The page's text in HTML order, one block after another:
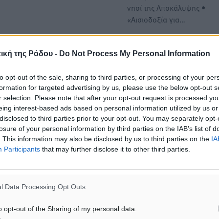
της Ρόδου - Do Not Process My Personal Information
opt-out of the sale, sharing to third parties, or processing of your
for targeted advertising by us, please use the below opt-out
selection. Please note that after your opt-out request is processed
interest-based ads based on personal information utilized by us
to third parties prior to your opt-out. You may separately
of your personal information by third parties on the IAB’s list of
This information may also be disclosed by us to third parties on the
Participants that may further disclose it to other third parties.
Data Processing Opt Outs
opt-out of the Sharing of my personal data.
νησί της Αποκάλυψης •
«Αισιοδοξία για…
την Ρόδο: Συχνότερες αλλά
• Αύξηση και στην
ελαιολάδου σε Ρόδο και
Δωδεκάνησα • ΚΑΝΕΝΑ…
η ηλεκτρική
καλωδίων με την
ηπειρωτική Ελλάδα